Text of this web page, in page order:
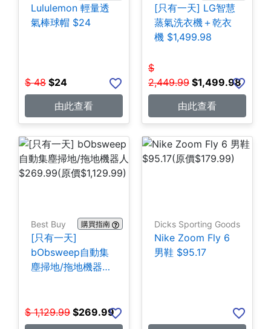
Lululemon 輕量透
氣棒球帽 $24
$ 48 $24
由此查看
[只有一天] LG智慧
蒸氣洗衣機＋乾衣
機 $1,499.98
$
2,449.99 $1,499.98
由此查看
Best Buy 購買指南
[只有一天]
bObsweep自動集
塵掃地/拖地機器人
$ 1,129.99 $269.99
Dicks Sporting Goods
Nike Zoom Fly 6
男鞋 $95.17